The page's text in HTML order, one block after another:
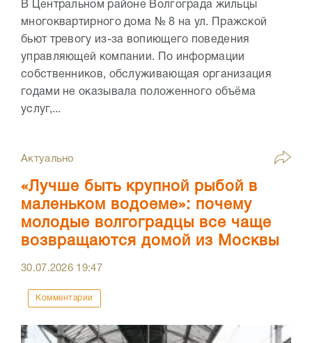
В Центральном районе Волгограда жильцы
многоквартирного дома № 8 на ул. Пражской
бьют тревогу из-за вопиющего поведения
управляющей компании. По информации
собственников, обслуживающая организация
годами не оказывала положенного объёма
услуг,...
Актуально
«Лучше быть крупной рыбой в
маленьком водоеме»: почему
молодые волгоградцы все чаще
возвращаются домой из Москвы
30.07.2026 19:47
Комментарии